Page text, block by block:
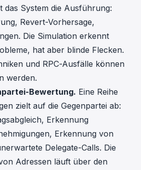
das System die Ausführung:
Revert-Vorhersage,
Die Simulation erkennt
hat aber blinde Flecken.
und RPC-Ausfälle können
werden.
Bewertung. Eine Reihe
zielt auf die Gegenpartei ab:
Erkennung
Erkennung von
Delegate-Calls. Die
Adressen läuft über den